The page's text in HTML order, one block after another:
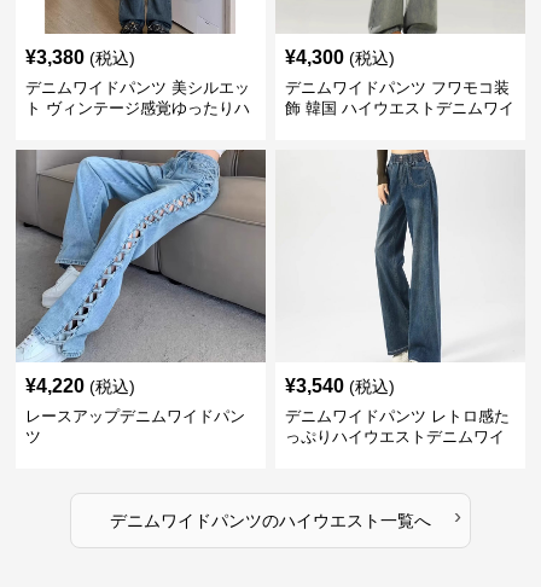
¥3,380 (税込)
デニムワイドパンツ 美シルエッ
ト ヴィンテージ感覚ゆったりハ
¥4,300 (税込)
デニムワイドパンツ フワモコ装
飾 韓国 ハイウエストデニムワイ
¥4,220 (税込)
レースアップデニムワイドパン
ツ
¥3,540 (税込)
デニムワイドパンツ レトロ感た
っぷりハイウエストデニムワイ
デニムワイドパンツのハイウエスト一覧へ ›